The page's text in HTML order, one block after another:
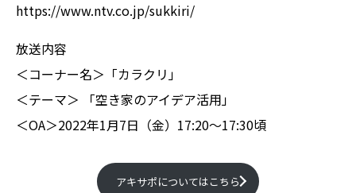
https://www.ntv.co.jp/sukkiri/
放送内容
＜コーナー名＞「カラクリ」
＜テーマ＞ 「空き家のアイデア活用」
＜OA＞2022年1月7日（金）17:20～17:30頃
アキサポについてはこちら